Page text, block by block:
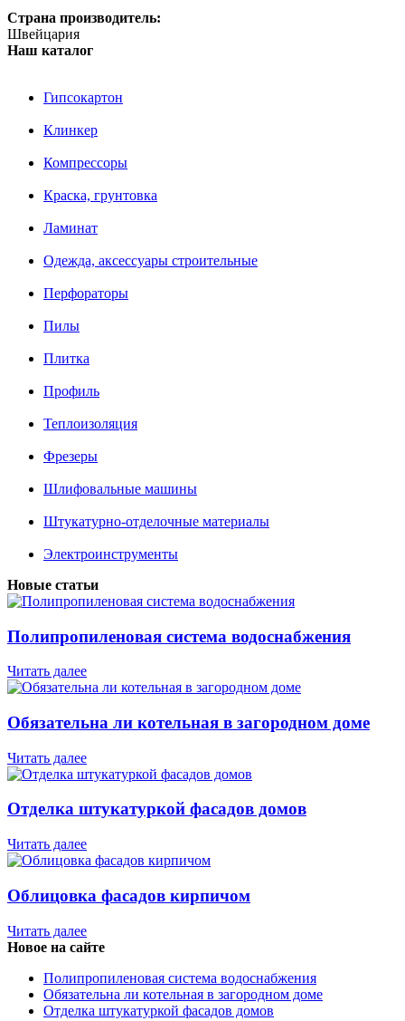
Страна производитель:
Швейцария
Наш каталог
Гипсокартон
Клинкер
Компрессоры
Краска, грунтовка
Ламинат
Одежда, аксессуары строительные
Перфораторы
Пилы
Плитка
Профиль
Теплоизоляция
Фрезеры
Шлифовальные машины
Штукатурно-отделочные материалы
Электроинструменты
Новые статьи
Полипропиленовая система водоснабжения
Читать далее
Обязательна ли котельная в загородном доме
Читать далее
Отделка штукатуркой фасадов домов
Читать далее
Облицовка фасадов кирпичом
Читать далее
Новое на сайте
Полипропиленовая система водоснабжения
Обязательна ли котельная в загородном доме
Отделка штукатуркой фасадов домов